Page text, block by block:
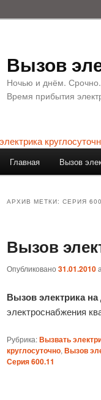
Вызов
Ночью и днём.
Время прибытия
Главная Вызов
АРХИВ МЕТКИ: СЕРИЯ
Вызов
Опубликовано 31.01.2010
Вызов электрика
электроснабжения
Рубрика:Вызвать
круглосуточно, Вызов
Серия 600.11